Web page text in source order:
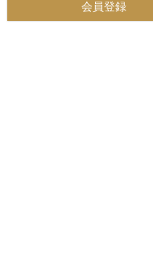
会員登録